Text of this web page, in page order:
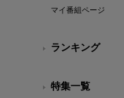
マイ番組ページ
ランキング
特集一覧